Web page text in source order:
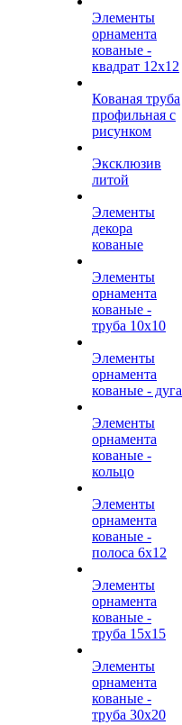
Элементы
орнамента
кованые -
квадрат 12х12
Кованая труба
профильная с
рисунком
Эксклюзив
литой
Элементы
декора
кованые
Элементы
орнамента
кованые -
труба 10х10
Элементы
орнамента
кованые - дуга
Элементы
орнамента
кованые -
кольцо
Элементы
орнамента
кованые -
полоса 6х12
Элементы
орнамента
кованые -
труба 15х15
Элементы
орнамента
кованые -
труба 30х20